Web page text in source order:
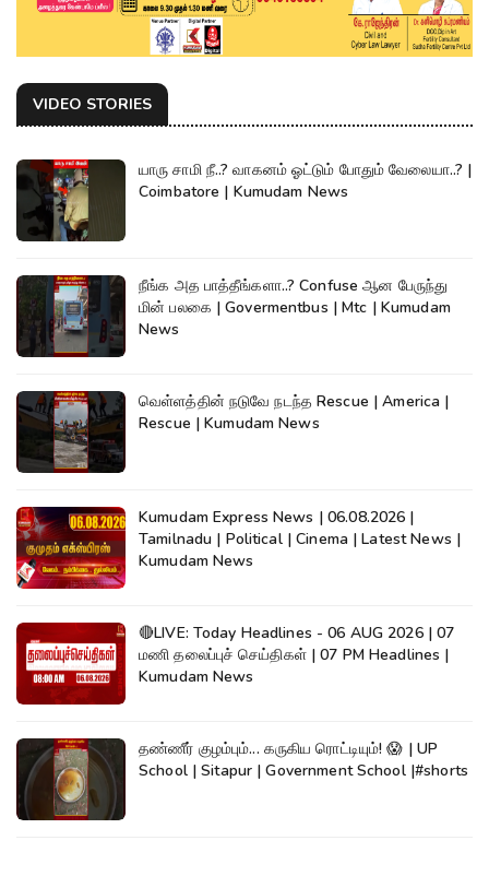
VIDEO STORIES
யாரு சாமி நீ..? வாகனம் ஓட்டும் போதும் வேலையா..? |
Coimbatore | Kumudam News
நீங்க அத பாத்தீங்களா..? Confuse ஆன பேருந்து
மின் பலகை | Govermentbus | Mtc | Kumudam
News
வெள்ளத்தின் நடுவே நடந்த Rescue | America |
Rescue | Kumudam News
Kumudam Express News | 06.08.2026 |
Tamilnadu | Political | Cinema | Latest News |
Kumudam News
🔴LIVE: Today Headlines - 06 AUG 2026 | 07
மணி தலைப்புச் செய்திகள் | 07 PM Headlines |
Kumudam News
தண்ணீர் குழம்பும்... கருகிய ரொட்டியும்! 😱 | UP
School | Sitapur | Government School |#shorts